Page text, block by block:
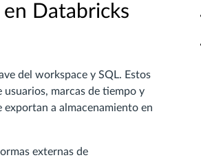
Databricks
del workspace y SQL. Estos
marcas de tiempo y
exportan a almacenamiento en
externas de